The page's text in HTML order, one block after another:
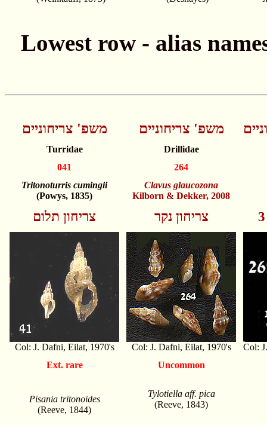
משפ' צריחוניים משפ' צריחוניים
Turridae
Drillidae
041
264
Tritonoturris cumingii
(Powys, 1835)
Clavus glaucozona
Kilborn & Dekker, 2008
צריחון תלום צריחון נקר
Col: J. Dafni, Eilat, 1970's Col: J. Dafni, Eilat, 1970's
Col:
Ext. rare
Uncommon
Pisania tritonoides
(Reeve, 1844)
Tylotiella aff. pica
(Reeve, 1843)